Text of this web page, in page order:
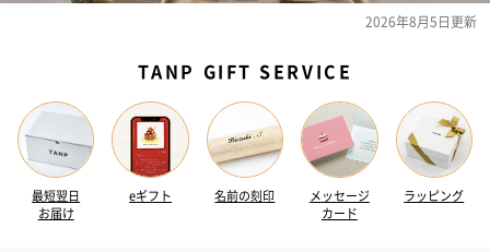
2026年8月5日更新
TANP GIFT SERVICE
最短翌日
お届け
eギフト 名前の刻印
メッセージ
カード
ラッピング